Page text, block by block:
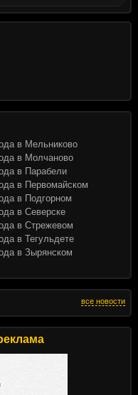
все новости
в Мельниково
в Молчаново
в Парабели
в Первомайском
в Подгорном
в Северске
в Стрежевом
в Тегульдете
в Зырянском